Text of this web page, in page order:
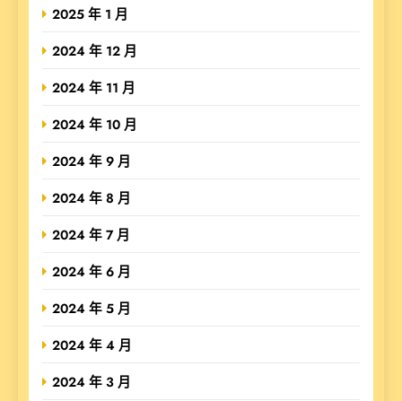
2025 年 1 月
2024 年 12 月
2024 年 11 月
2024 年 10 月
2024 年 9 月
2024 年 8 月
2024 年 7 月
2024 年 6 月
2024 年 5 月
2024 年 4 月
2024 年 3 月